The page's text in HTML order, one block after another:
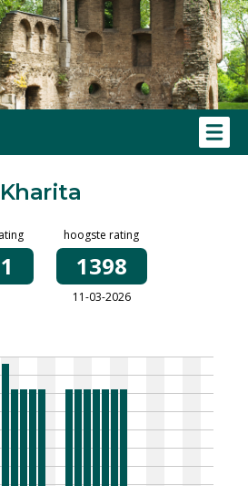
hoogste rating
1398
11-03-2026